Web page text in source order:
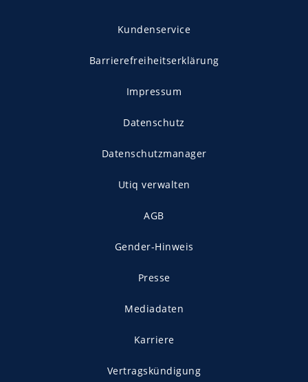
Kundenservice
Barrierefreiheitserklärung
Impressum
Datenschutz
Datenschutzmanager
Utiq verwalten
AGB
Gender-Hinweis
Presse
Mediadaten
Karriere
Vertragskündigung